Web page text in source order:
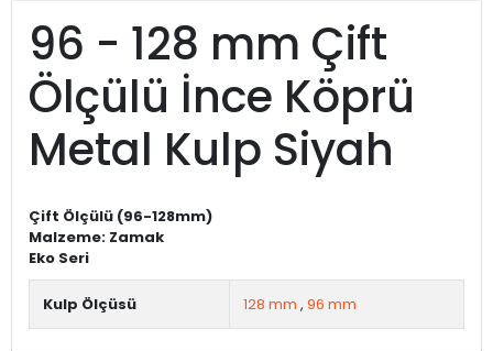
96 - 128 mm Çift
Ölçülü İnce Köprü
Metal Kulp Siyah
Çift Ölçülü (96-128mm)
Malzeme: Zamak
Eko Seri
Kulp Ölçüsü 128 mm , 96 mm